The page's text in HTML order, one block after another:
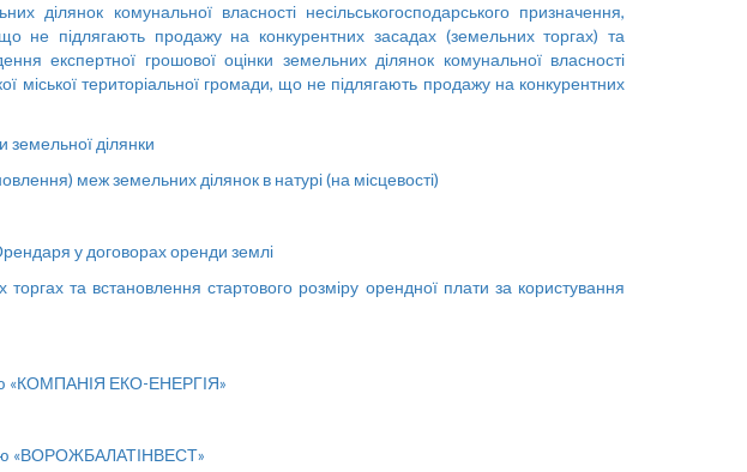
ділянок комунальної власності несільськогосподарського призначення,
не підлягають продажу на конкурентних засадах (земельних торгах) та
експертної грошової оцінки земельних ділянок комунальної власності
міської територіальної громади, що не підлягають продажу на конкурентних
земельної ділянки
меж земельних ділянок в натурі (на місцевості)
у договорах оренди землі
та встановлення стартового розміру орендної плати за користування
«КОМПАНІЯ ЕКО-ЕНЕРГІЯ»
«ВОРОЖБАЛАТІНВЕСТ»